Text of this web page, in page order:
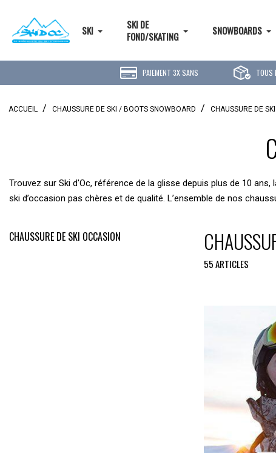
SKI
SKI DE
FOND/SKATING
SNOWBOARDS
PAIEMENT 3X SANS TOUS
ACCUEIL CHAUSSURE DE SKI / BOOTS SNOWBOARD CHAUSSURE DE
Trouvez sur Ski d'Oc, référence de la glisse depuis plus de 10
ski d’occasion pas chères et de qualité. L’ensemble de nos
CHAUSSURE DE SKI OCCASION
55 ARTICLES